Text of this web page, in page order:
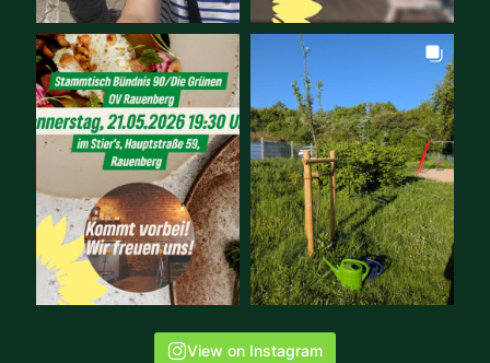
View on Instagram